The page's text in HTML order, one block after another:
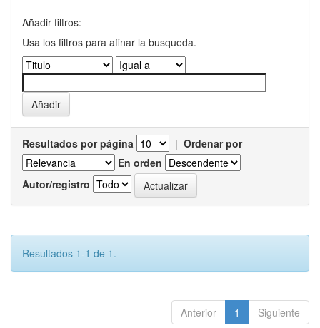
Añadir filtros:
Usa los filtros para afinar la busqueda.
Resultados por página | Ordenar por
En orden
Autor/registro
Resultados 1-1 de 1.
Anterior 1 Siguiente